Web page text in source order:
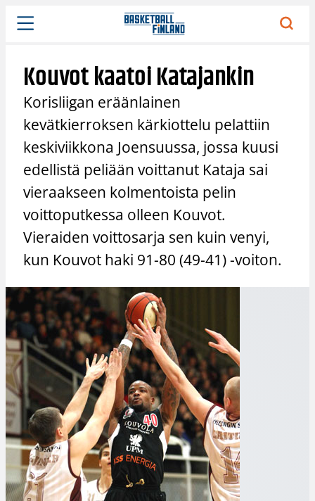
Siirry
sisältöön
Kouvot kaatoi Katajankin
Korisliigan eräänlainen
kevätkierroksen kärkiottelu pelattiin
keskiviikkona Joensuussa, jossa kuusi
edellistä peliään voittanut Kataja sai
vieraakseen kolmentoista pelin
voittoputkessa olleen Kouvot.
Vieraiden voittosarja sen kuin venyi,
kun Kouvot haki 91-80 (49-41) -voiton.